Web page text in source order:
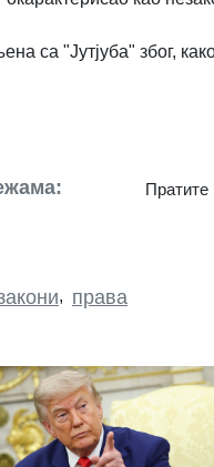
са "Јутјуба" због,
, права